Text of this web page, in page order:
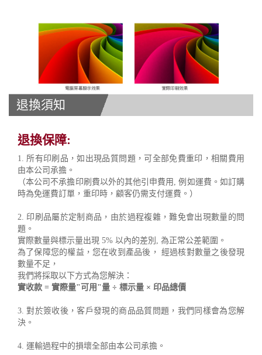
退換須知
退換保障:
1. 所有印刷品，如出現品質問題，可全部免費重印，相關費用
由本公司承擔。
（本公司不承擔印刷費以外的其他引申費用, 例如運費。如訂購
時為免運費訂單，重印時，顧客仍需支付運費。）
2. 印刷品屬於定制商品，由於過程複雜，難免會出現數量的問
題。
實際數量與標示量出現 5% 以內的差別, 為正常公差範圍。
為了保障您的權益，您在收到產品後， 經過核對數量之後發現
數量不足，
我們將採取以下方式為您解決：
實收款 = 實際量"可用"量 ÷ 標示量 × 印品總價
3. 對於簽收後，客戶發現的商品品質問題，我們同樣會為您解
決。
4. 運輸過程中的損壞全部由本公司承擔。